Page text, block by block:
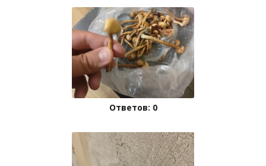
Ответов: 0